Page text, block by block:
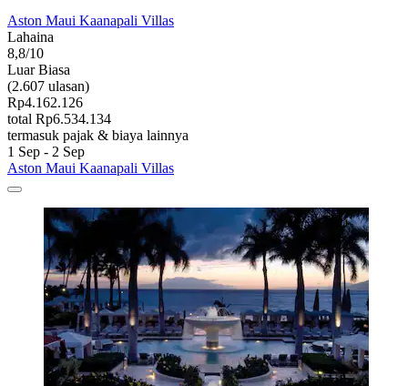
Aston Maui Kaanapali Villas
Lahaina
8,8/10
Luar Biasa
(2.607 ulasan)
Rp4.162.126
total Rp6.534.134
termasuk pajak & biaya lainnya
1 Sep - 2 Sep
Aston Maui Kaanapali Villas